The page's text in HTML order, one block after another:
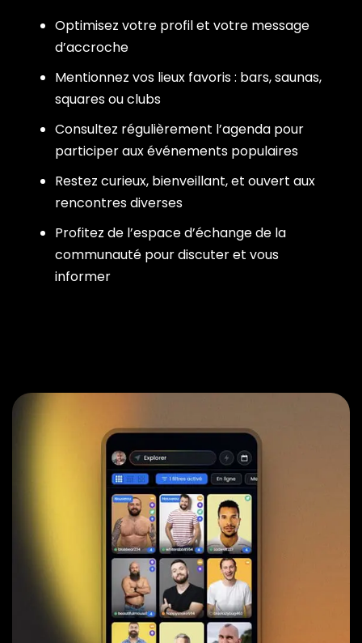
Optimisez votre profil et votre message
d’accroche
Mentionnez vos lieux favoris : bars, saunas,
squares ou clubs
Consultez régulièrement l’agenda pour
participer aux événements populaires
Restez curieux, bienveillant, et ouvert aux
rencontres diverses
Profitez de l’espace d’échange de la
communauté pour discuter et vous
informer